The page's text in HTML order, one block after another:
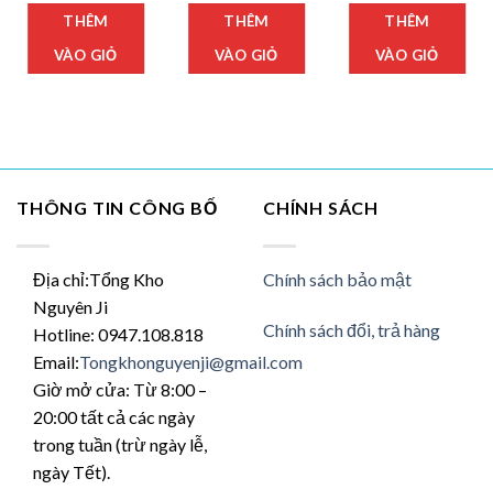
THÊM
VÀO GIỎ
chọn
được
trang
sản
phẩm
THÊM
VÀO GIỎ
THÊM
VÀO GIỎ
THÔNG TIN CÔNG BỐ
Địa chỉ:Tổng Kho
Nguyên Ji
Hotline: 0947.108.818
Email:Tongkhonguyenji@gmail.com
Giờ mở cửa: Từ 8:00 –
20:00 tất cả các ngày
trong tuần (trừ ngày lễ,
ngày Tết).
CHÍNH SÁCH
Chính sách bảo mật
Chính sách đổi, trả hàng